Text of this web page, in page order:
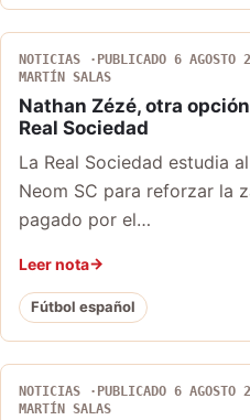
NOTICIAS PUBLICADO 6 AGOSTO
MARTÍN SALAS
Nathan Zézé, otra
Real Sociedad
La Real Sociedad estudia
Neom SC para reforzar la
pagado por el…
Leer nota
Fútbol español
NOTICIAS PUBLICADO 6 AGOSTO
MARTÍN SALAS